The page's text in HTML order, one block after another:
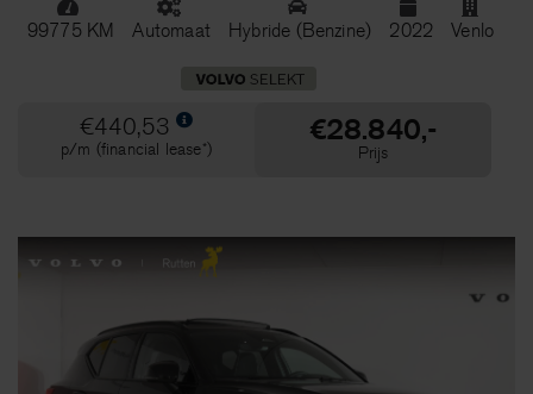
99775 KM Automaat Hybride (Benzine) 2022 Venlo
€440,53
p/m (financial lease*)
€28.840,-
Prijs